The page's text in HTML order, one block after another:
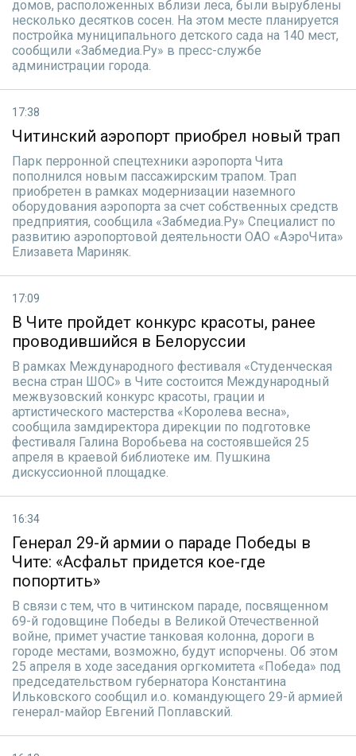
домов, расположенных вблизи леса, были вырублены
несколько десятков сосен. На этом месте планируется
постройка муниципального детского сада на 140 мест,
сообщили «Забмедиа.Ру» в пресс-службе
администрации города.
17:38
Читинский аэропорт приобрел новый трап
Парк перронной спецтехники аэропорта Чита
пополнился новым пассажирским трапом. Трап
приобретен в рамках модернизации наземного
оборудования аэропорта за счет собственных средств
предприятия, сообщила «Забмедиа.Ру» Специалист по
развитию аэропортовой деятельности ОАО «АэроЧита»
Елизавета Мариняк.
17:09
В Чите пройдет конкурс красоты, ранее
проводившийся в Белоруссии
В рамках Международного фестиваля «Студенческая
весна стран ШОС» в Чите состоится Международный
межвузовский конкурс красоты, грации и
артистического мастерства «Королева весна»,
сообщила замдиректора дирекции по подготовке
фестиваля Галина Воробьева на состоявшейся 25
апреля в краевой библиотеке им. Пушкина
дискуссионной площадке.
16:34
Генерал 29-й армии о параде Победы в
Чите: «Асфальт придется кое-где
попортить»
В связи с тем, что в читинском параде, посвященном
69-й годовщине Победы в Великой Отечественной
войне, примет участие танковая колонна, дороги в
городе местами, возможно, будут испорчены. Об этом
25 апреля в ходе заседания оргкомитета «Победа» под
председательством губернатора Константина
Ильковского сообщил и.о. командующего 29-й армией
генерал-майор Евгений Поплавский.